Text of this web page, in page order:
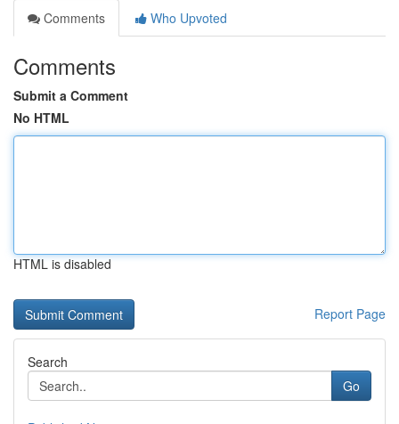
Comments
Who Upvoted
Comments
Submit a Comment
No HTML
HTML is disabled
Report Page
Search
Go